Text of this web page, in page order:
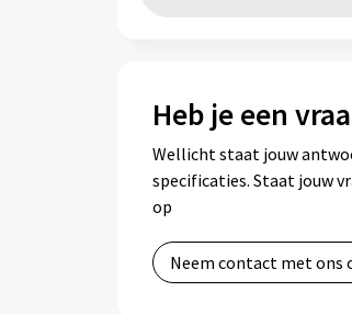
Heb je een
Wellicht staat jouw
specificaties. Staat jouw
op
Neem contact met ons